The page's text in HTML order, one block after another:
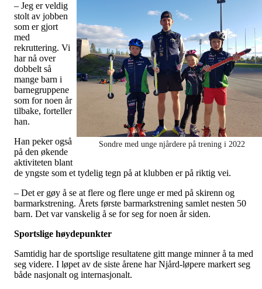
Sondre med unge njårdere på trening i 2022
– Jeg er veldig
stolt av jobben
som er gjort
med
rekruttering. Vi
har nå over
dobbelt så
mange barn i
barnegruppene
som for noen år
tilbake, forteller
han.
Han peker også
på den økende
aktiviteten blant
de yngste som et tydelig tegn på at klubben er på riktig vei.
– Det er gøy å se at flere og flere unge er med på skirenn og
barmarkstrening. Årets første barmarkstrening samlet nesten 50
barn. Det var vanskelig å se for seg for noen år siden.
Sportslige høydepunkter
Samtidig har de sportslige resultatene gitt mange minner å ta med
seg videre. I løpet av de siste årene har Njård-løpere markert seg
både nasjonalt og internasjonalt.